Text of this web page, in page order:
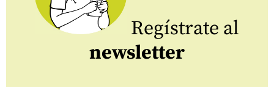
Regístrate al
newsletter